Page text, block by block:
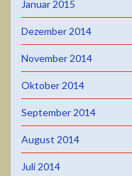
Januar 2015
Dezember 2014
November 2014
Oktober 2014
September 2014
August 2014
Juli 2014